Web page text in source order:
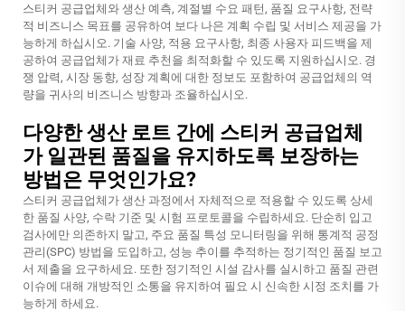
스티커 공급업체와 생산 예측, 계절별 수요 패턴, 품질 요구사항, 전략
적 비즈니스 목표를 공유하여 보다 나은 계획 수립 및 서비스 제공을 가
능하게 하십시오. 기술 사양, 적용 요구사항, 최종 사용자 피드백을 제
공하여 공급업체가 재료 추천을 최적화할 수 있도록 지원하십시오. 경
쟁 압력, 시장 동향, 성장 계획에 대한 정보도 포함하여 공급업체의 역
량을 귀사의 비즈니스 방향과 조율하십시오.
다양한 생산 로트 간에 스티커 공급업체
가 일관된 품질을 유지하도록 보장하는
방법은 무엇인가요?
스티커 공급업체가 생산 과정에서 자체적으로 적용할 수 있도록 상세
한 품질 사양, 수락 기준 및 시험 프로토콜을 수립하세요. 단순히 입고
검사에만 의존하지 말고, 주요 품질 특성 모니터링을 위해 통계적 공정
관리(SPC) 방법을 도입하고, 성능 추이를 추적하는 정기적인 품질 보고
서 제출을 요구하세요. 또한 정기적인 시설 감사를 실시하고 품질 관련
이슈에 대해 개방적인 소통을 유지하여 필요 시 신속한 시정 조치를 가
능하게 하세요.